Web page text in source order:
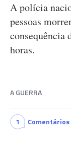
A polícia
pessoas
consequência
horas.
A GUERRA
1 Comentários